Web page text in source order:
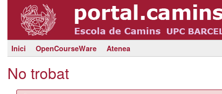
Inici OpenCourseWare Atenea
No trobat